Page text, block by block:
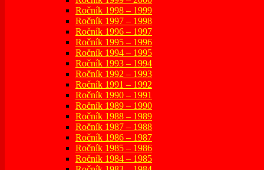
Ročník 1998 – 1999
Ročník 1997 – 1998
Ročník 1996 – 1997
Ročník 1995 – 1996
Ročník 1994 – 1995
Ročník 1993 – 1994
Ročník 1992 – 1993
Ročník 1991 – 1992
Ročník 1990 – 1991
Ročník 1989 – 1990
Ročník 1988 – 1989
Ročník 1987 – 1988
Ročník 1986 – 1987
Ročník 1985 – 1986
Ročník 1984 – 1985